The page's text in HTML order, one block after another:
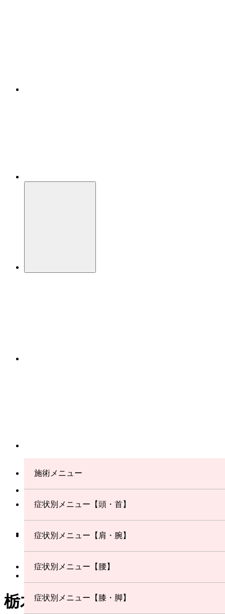
施術メニュー
症状別メニュー【頭・首】
症状別メニュー【肩・腕】
症状別メニュー【腰】
症状別メニュー【膝・脚】
栃木市合戦場Total health